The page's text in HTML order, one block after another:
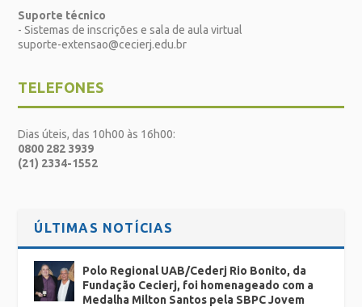
Suporte técnico
- Sistemas de inscrições e sala de aula virtual
suporte-extensao@cecierj.edu.br
TELEFONES
Dias úteis, das 10h00 às 16h00:
0800 282 3939
(21) 2334-1552
ÚLTIMAS NOTÍCIAS
Polo Regional UAB/Cederj Rio Bonito, da
Fundação Cecierj, foi homenageado com a
Medalha Milton Santos pela SBPC Jovem